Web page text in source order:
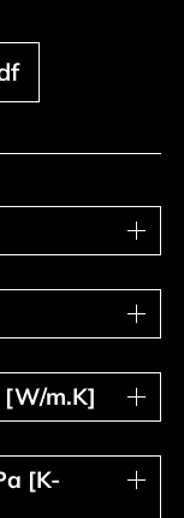
[W/
m.K]
700 kPa
[K-